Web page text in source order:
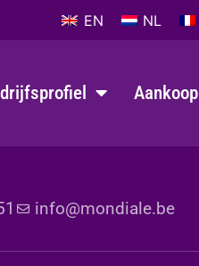
EN NL
Aankoop
info@mondiale.be